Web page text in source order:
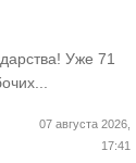
Уже 71
07 августа 2026,
17:41